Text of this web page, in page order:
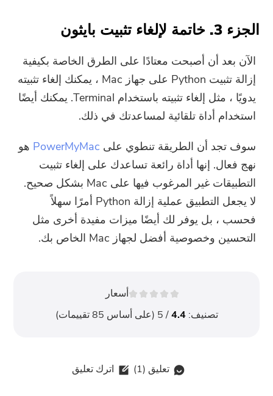
الجزء 3. خاتمة لإلغاء تثبيت بايثون
الآن بعد أن أصبحت معتادًا على الطرق الخاصة بكيفية
إزالة تثبيت Python على جهاز Mac ، يمكنك إلغاء تثبيته
يدويًا ، مثل إلغاء تثبيته باستخدام Terminal. يمكنك أيضًا
استخدام أداة تلقائية لمساعدتك في ذلك.
سوف تجد أن الطريقة تنطوي على PowerMyMac هو
نهج فعال. إنها أداة رائعة تساعدك على إلغاء تثبيت
التطبيقات غير المرغوب فيها على Mac بشكل صحيح.
لا يجعل التطبيق عملية إزالة Python أمرًا سهلاً
فحسب ، بل يوفر لك أيضًا ميزات مفيدة أخرى مثل
التحسين وخصوصية أفضل لجهاز Mac الخاص بك.
أسعار
تصنيف:4.4/ 5 (على أساس 85تقييمات)
تعليق (1
) اترك تعليق